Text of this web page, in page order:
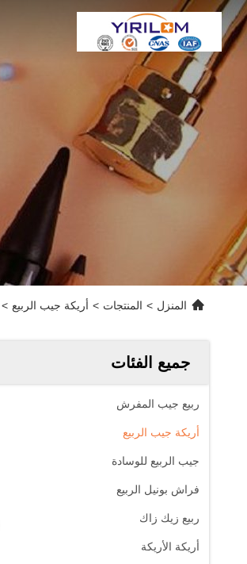
المنزل > المنتجات > أريكة جيب الربيع >
جميع الفئات
ربيع جيب المفرش
أريكة جيب الربيع
جيب الربيع للوسادة
فراش بونيل الربيع
ربيع زيك زاك
أريكة الأريكة